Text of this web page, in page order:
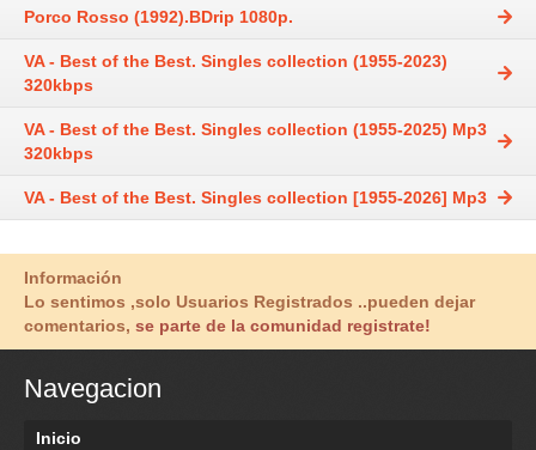
Porco Rosso (1992).BDrip 1080p.
VA - Best of the Best. Singles collection (1955-2023)
320kbps
VA - Best of the Best. Singles collection (1955-2025) Mp3
320kbps
VA - Best of the Best. Singles collection [1955-2026] Mp3
Información
Lo sentimos ,solo Usuarios Registrados ..pueden dejar
comentarios, se parte de la comunidad registrate!
Navegacion
Inicio